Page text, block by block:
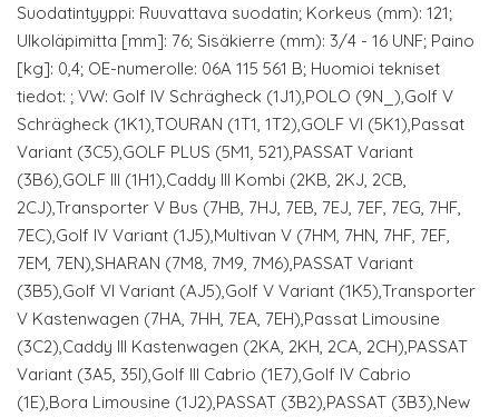
Suodatintyyppi: Ruuvattava suodatin; Korkeus (mm): 121;
Ulkoläpimitta [mm]: 76; Sisäkierre (mm): 3/4 - 16 UNF; Paino
[kg]: 0,4; OE-numerolle: 06A 115 561 B; Huomioi tekniset
tiedot: ; VW: Golf IV Schrägheck (1J1),POLO (9N_),Golf V
Schrägheck (1K1),TOURAN (1T1, 1T2),GOLF VI (5K1),Passat
Variant (3C5),GOLF PLUS (5M1, 521),PASSAT Variant
(3B6),GOLF III (1H1),Caddy III Kombi (2KB, 2KJ, 2CB,
2CJ),Transporter V Bus (7HB, 7HJ, 7EB, 7EJ, 7EF, 7EG, 7HF,
7EC),Golf IV Variant (1J5),Multivan V (7HM, 7HN, 7HF, 7EF,
7EM, 7EN),SHARAN (7M8, 7M9, 7M6),PASSAT Variant
(3B5),Golf VI Variant (AJ5),Golf V Variant (1K5),Transporter
V Kastenwagen (7HA, 7HH, 7EA, 7EH),Passat Limousine
(3C2),Caddy III Kastenwagen (2KA, 2KH, 2CA, 2CH),PASSAT
Variant (3A5, 35I),Golf III Cabrio (1E7),Golf IV Cabrio
(1E),Bora Limousine (1J2),PASSAT (3B2),PASSAT (3B3),New